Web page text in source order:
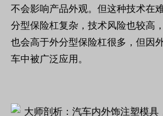
不会影响产品外观。但这种技术在
分型保险杠复杂，技术风险也较高
也会高于外分型保险杠很多，但因
车中被广泛应用。